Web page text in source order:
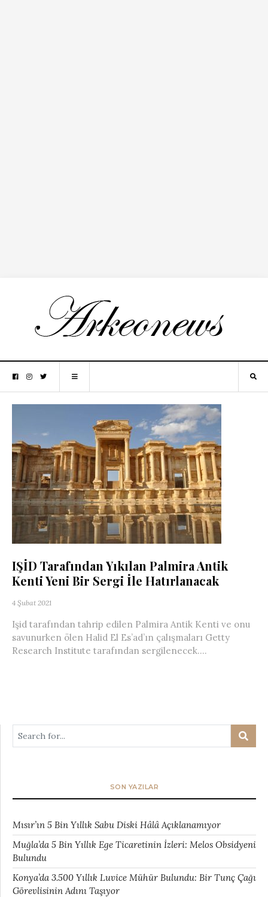
IŞİD Tarafından Yıkılan Palmira Antik
Kenti Yeni Bir Sergi İle Hatırlanacak
4 Şubat 2021
Işid tarafından tahrip edilen Palmira Antik Kenti ve onu
savunurken ölen Halid El Es’ad’ın çalışmaları Getty
Research Institute tarafından sergilenecek....
SON YAZILAR
Mısır’ın 5 Bin Yıllık Sabu Diski Hâlâ Açıklanamıyor
Muğla’da 5 Bin Yıllık Ege Ticaretinin İzleri: Melos Obsidyeni
Bulundu
Konya’da 3.500 Yıllık Luvice Mühür Bulundu: Bir Tunç Çağı
Görevlisinin Adını Taşıyor